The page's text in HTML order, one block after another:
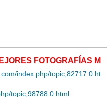
FOTOGRAFÍAS
index.php/topic,82717.0.ht
topic,98788.0.html